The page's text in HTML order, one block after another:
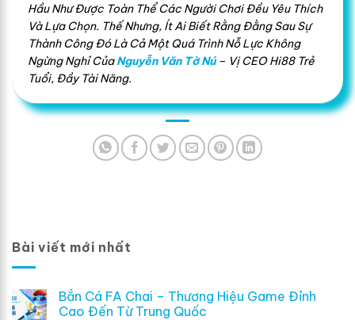
Hầu Như Được Toàn Thể Các Người Chơi Đều Yêu Thích
Và Lựa Chọn. Thế Nhưng, Ít Ai Biết Rằng Đằng Sau Sự
Thành Công Đó Là Cả Một Quá Trình Nỗ Lực Không
Ngừng Nghỉ CủaNguyễn Văn Tờ Nú– Vị CEO Hi88 Trẻ
Tuổi, Đầy Tài Năng.
Bài viết mới nhất
Bắn Cá FA Chai – Thương Hiệu Game Đỉnh
Cao Đến Từ Trung Quốc